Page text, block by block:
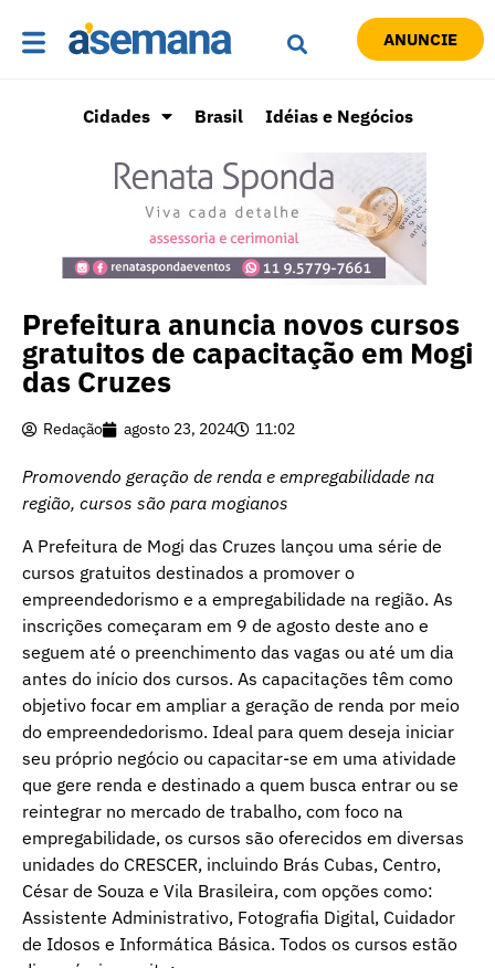
ANUNCIE
Cidades Brasil Idéias e Negócios
Prefeitura anuncia novos cursos
gratuitos de capacitação em Mogi
das Cruzes
Redação agosto 23, 2024 11:02
Promovendo geração de renda e empregabilidade na
região, cursos são para mogianos
A Prefeitura de Mogi das Cruzes lançou uma série de
cursos gratuitos destinados a promover o
empreendedorismo e a empregabilidade na região. As
inscrições começaram em 9 de agosto deste ano e
seguem até o preenchimento das vagas ou até um dia
antes do início dos cursos. As capacitações têm como
objetivo focar em ampliar a geração de renda por meio
do empreendedorismo. Ideal para quem deseja iniciar
seu próprio negócio ou capacitar-se em uma atividade
que gere renda e destinado a quem busca entrar ou se
reintegrar no mercado de trabalho, com foco na
empregabilidade, os cursos são oferecidos em diversas
unidades do CRESCER, incluindo Brás Cubas, Centro,
César de Souza e Vila Brasileira, com opções como:
Assistente Administrativo, Fotografia Digital, Cuidador
de Idosos e Informática Básica. Todos os cursos estão